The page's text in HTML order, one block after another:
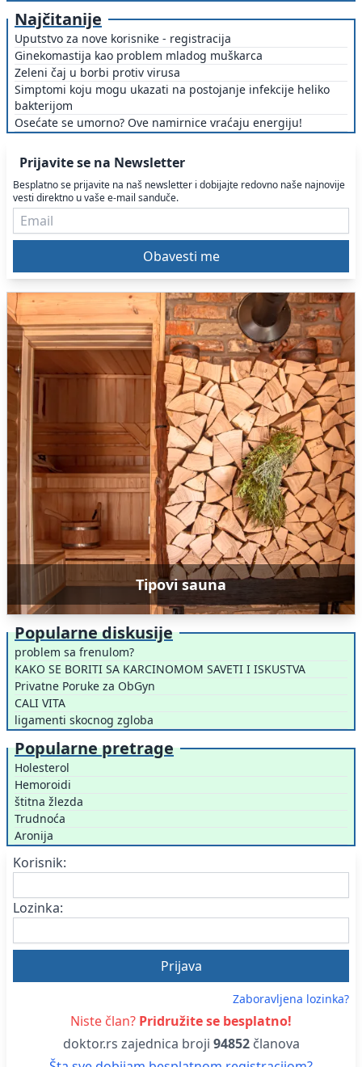
Najčitanije
Uputstvo za nove korisnike - registracija
Ginekomastija kao problem mladog muškarca
Zeleni čaj u borbi protiv virusa
Simptomi koju mogu ukazati na postojanje infekcije heliko
bakterijom
Osećate se umorno? Ove namirnice vraćaju energiju!
Prijavite se na Newsletter
Besplatno se prijavite na naš newsletter i dobijajte redovno naše najnovije
vesti direktno u vaše e-mail sanduče.
Tipovi sauna
Popularne diskusije
problem sa frenulom?
KAKO SE BORITI SA KARCINOMOM SAVETI I ISKUSTVA
Privatne Poruke za ObGyn
CALI VITA
ligamenti skocnog zgloba
Popularne pretrage
Holesterol
Hemoroidi
štitna žlezda
Trudnoća
Aronija
Korisnik:
Lozinka:
Zaboravljena lozinka?
Niste član? Pridružite se besplatno!
doktor.rs zajednica broji 94852članova